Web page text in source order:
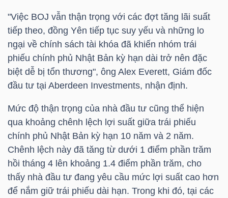
"Việc BOJ vẫn thận trọng với các đợt tăng lãi suất
tiếp theo, đồng Yên tiếp tục suy yếu và những lo
ngại về chính sách tài khóa đã khiến nhóm trái
phiếu chính phủ Nhật Bản kỳ hạn dài trở nên đặc
biệt dễ bị tổn thương", ông Alex Everett, Giám đốc
đầu tư tại Aberdeen Investments, nhận định.
Mức độ thận trọng của nhà đầu tư cũng thể hiện
qua khoảng chênh lệch lợi suất giữa trái phiếu
chính phủ Nhật Bản kỳ hạn 10 năm và 2 năm.
Chênh lệch này đã tăng từ dưới 1 điểm phần trăm
hồi tháng 4 lên khoảng 1.4 điểm phần trăm, cho
thấy nhà đầu tư đang yêu cầu mức lợi suất cao hơn
để nắm giữ trái phiếu dài hạn. Trong khi đó, tại các
CÁ
NHÂN
VIETSTOCKFINANCE
VĨ
MÔ